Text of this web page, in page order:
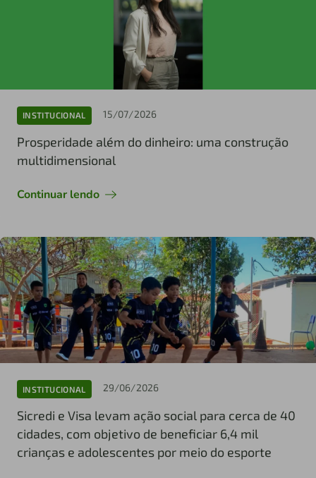
INSTITUCIONAL 15/07/2026
Prosperidade além do dinheiro: uma construção
multidimensional
Continuar lendo
INSTITUCIONAL 29/06/2026
Sicredi e Visa levam ação social para cerca de 40
cidades, com objetivo de beneficiar 6,4 mil
crianças e adolescentes por meio do esporte